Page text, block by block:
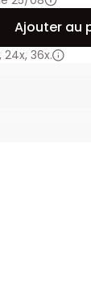
Ajouter au
24x, 36x.